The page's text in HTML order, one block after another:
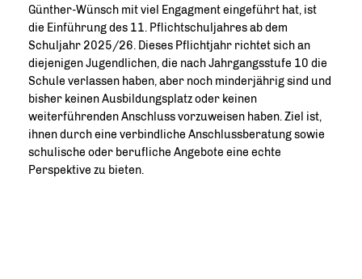
Günther-Wünsch mit viel Engagment eingeführt hat, ist
die Einführung des 11. Pflichtschuljahres ab dem
Schuljahr 2025/26. Dieses Pflichtjahr richtet sich an
diejenigen Jugendlichen, die nach Jahrgangsstufe 10 die
Schule verlassen haben, aber noch minderjährig sind und
bisher keinen Ausbildungsplatz oder keinen
weiterführenden Anschluss vorzuweisen haben. Ziel ist,
ihnen durch eine verbindliche Anschlussberatung sowie
schulische oder berufliche Angebote eine echte
Perspektive zu bieten.